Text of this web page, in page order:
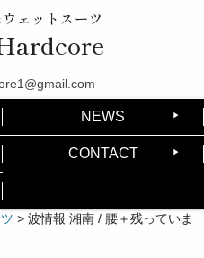
ェットスーツ
NEWS
CONTACT
> 波情報 湘南 / 腰＋残っていま